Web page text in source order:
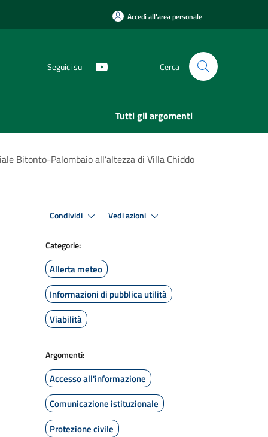
Accedi all'area personale
Seguici su Cerca
Tutti gli argomenti
Bitonto-Palombaio all’altezza di Villa Chiddo
Condividi Vedi azioni
Categorie:
Allerta meteo
Informazioni di pubblica utilità
Viabilità
Argomenti:
Accesso all'informazione
Comunicazione istituzionale
Protezione civile